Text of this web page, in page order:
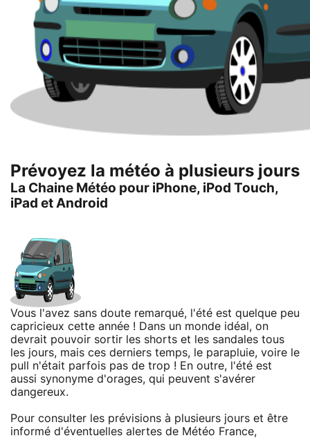
Prévoyez la météo à plusieurs jours
La Chaine Météo pour iPhone, iPod Touch,
iPad et Android
Vous l'avez sans doute remarqué, l'été est quelque peu
capricieux cette année ! Dans un monde idéal, on
devrait pouvoir sortir les shorts et les sandales tous
les jours, mais ces derniers temps, le parapluie, voire le
pull n'était parfois pas de trop ! En outre, l'été est
aussi synonyme d'orages, qui peuvent s'avérer
dangereux.
Pour consulter les prévisions à plusieurs jours et être
informé d'éventuelles alertes de Météo France,